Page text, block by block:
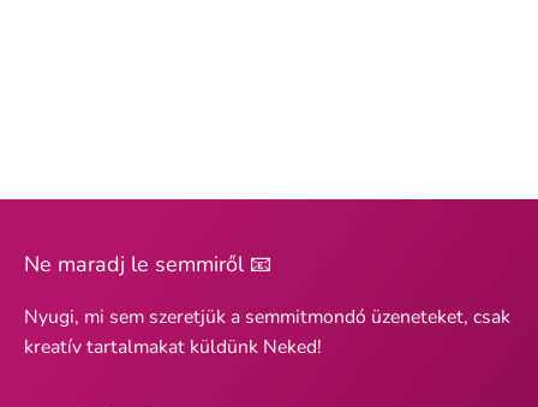
Ne maradj le semmiről 📧
Nyugi, mi sem szeretjük a semmitmondó üzeneteket, csak
kreatív tartalmakat küldünk Neked!